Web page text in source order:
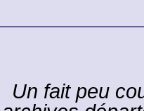
Un fait peu